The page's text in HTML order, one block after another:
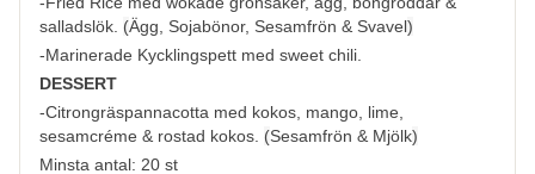
salladslök. (Ägg, Sojabönor, Sesamfrön & Svavel)
-Marinerade Kycklingspett med sweet chili.
DESSERT
-Citrongräspannacotta med kokos, mango, lime,
sesamcréme & rostad kokos. (Sesamfrön & Mjölk)
Minsta antal: 20 st